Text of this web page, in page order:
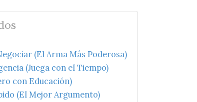
(El Arma Más Poderosa)
(Juega con el Tiempo)
con Educación)
(El Mejor Argumento)